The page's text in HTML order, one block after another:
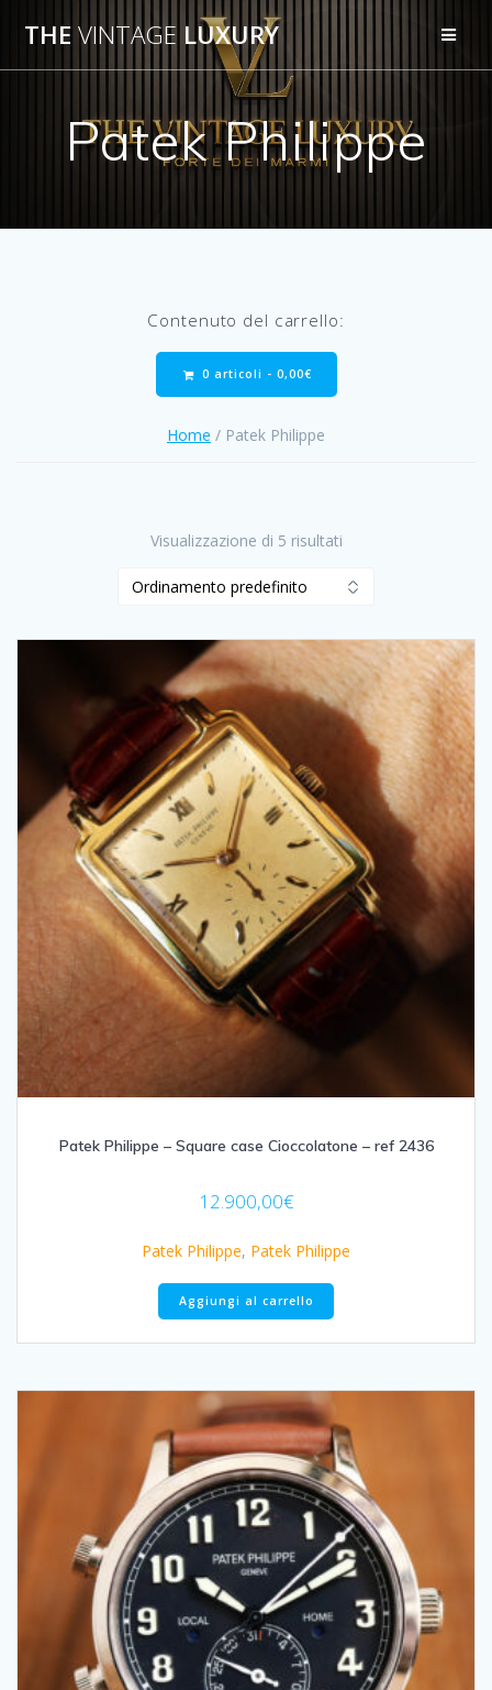
Salta
al
contenuto
THE VINTAGE LUXURY
Patek Philippe
Contenuto del carrello:
0 articoli - 0,00€
Home / Patek Philippe
Visualizzazione di 5 risultati
Patek Philippe – Square case Cioccolatone – ref 2436
12.900,00€
Patek Philippe, Patek Philippe
Aggiungi al carrello